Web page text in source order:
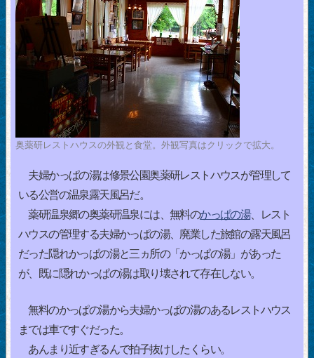
奥薬研レストハウスの外観と食堂。外観写真はクリックで拡大。
夫婦かっぱの湯は修景公園奥薬研レストハウスが管理して
いる公営の温泉露天風呂だ。
薬研温泉郷の奥薬研温泉には、無料のかっぱの湯、レスト
ハウスの管理する夫婦かっぱの湯、廃業した旅館の露天風呂
だった隠れかっぱの湯と三ヵ所の「かっぱの湯」があった
が、既に隠れかっぱの湯は取り壊されて存在しない。
無料のかっぱの湯から夫婦かっぱの湯のあるレストハウス
までは車ですぐだった。
あんまり近すぎるんで拍子抜けしたくらい。